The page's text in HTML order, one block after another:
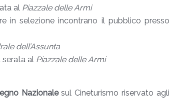
al Piazzale delle Armi
in selezione incontrano il pubblico presso
dell’Assunta
serata al Piazzale delle Armi
Nazionalesul Cineturismo riservato agli